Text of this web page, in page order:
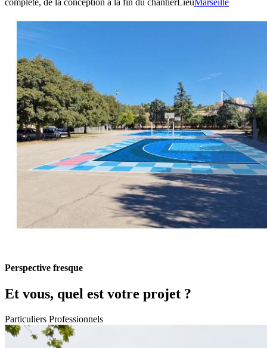
Perspective fresque
Et vous, quel est votre projet ?
Particuliers Professionnels